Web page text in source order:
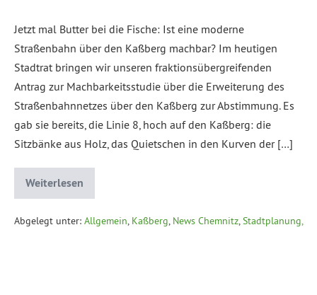
Jetzt mal Butter bei die Fische: Ist eine moderne
Straßenbahn über den Kaßberg machbar? Im heutigen
Stadtrat bringen wir unseren fraktionsübergreifenden
Antrag zur Machbarkeitsstudie über die Erweiterung des
Straßenbahnnetzes über den Kaßberg zur Abstimmung. Es
gab sie bereits, die Linie 8, hoch auf den Kaßberg: die
Sitzbänke aus Holz, das Quietschen in den Kurven der […]
Weiterlesen
Abgelegt unter: Allgemein, Kaßberg, News Chemnitz,Stadtplanung,